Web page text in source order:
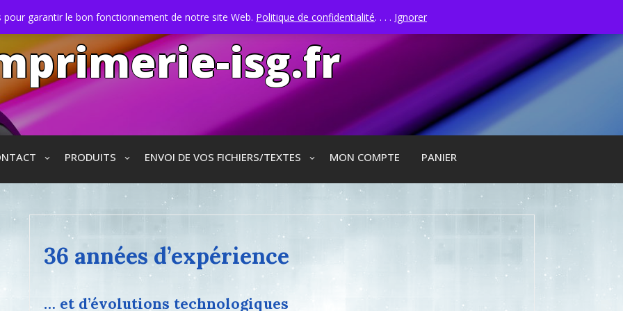
pour garantir le bon fonctionnement de notre site Web. Politique de confidentialité. . . . Ignorer
isg.fr
PRODUITS ENVOI DE VOS FICHIERS/TEXTES MON COMPTE PANIER
36 années d’expérience
… et d’évolutions technologiques